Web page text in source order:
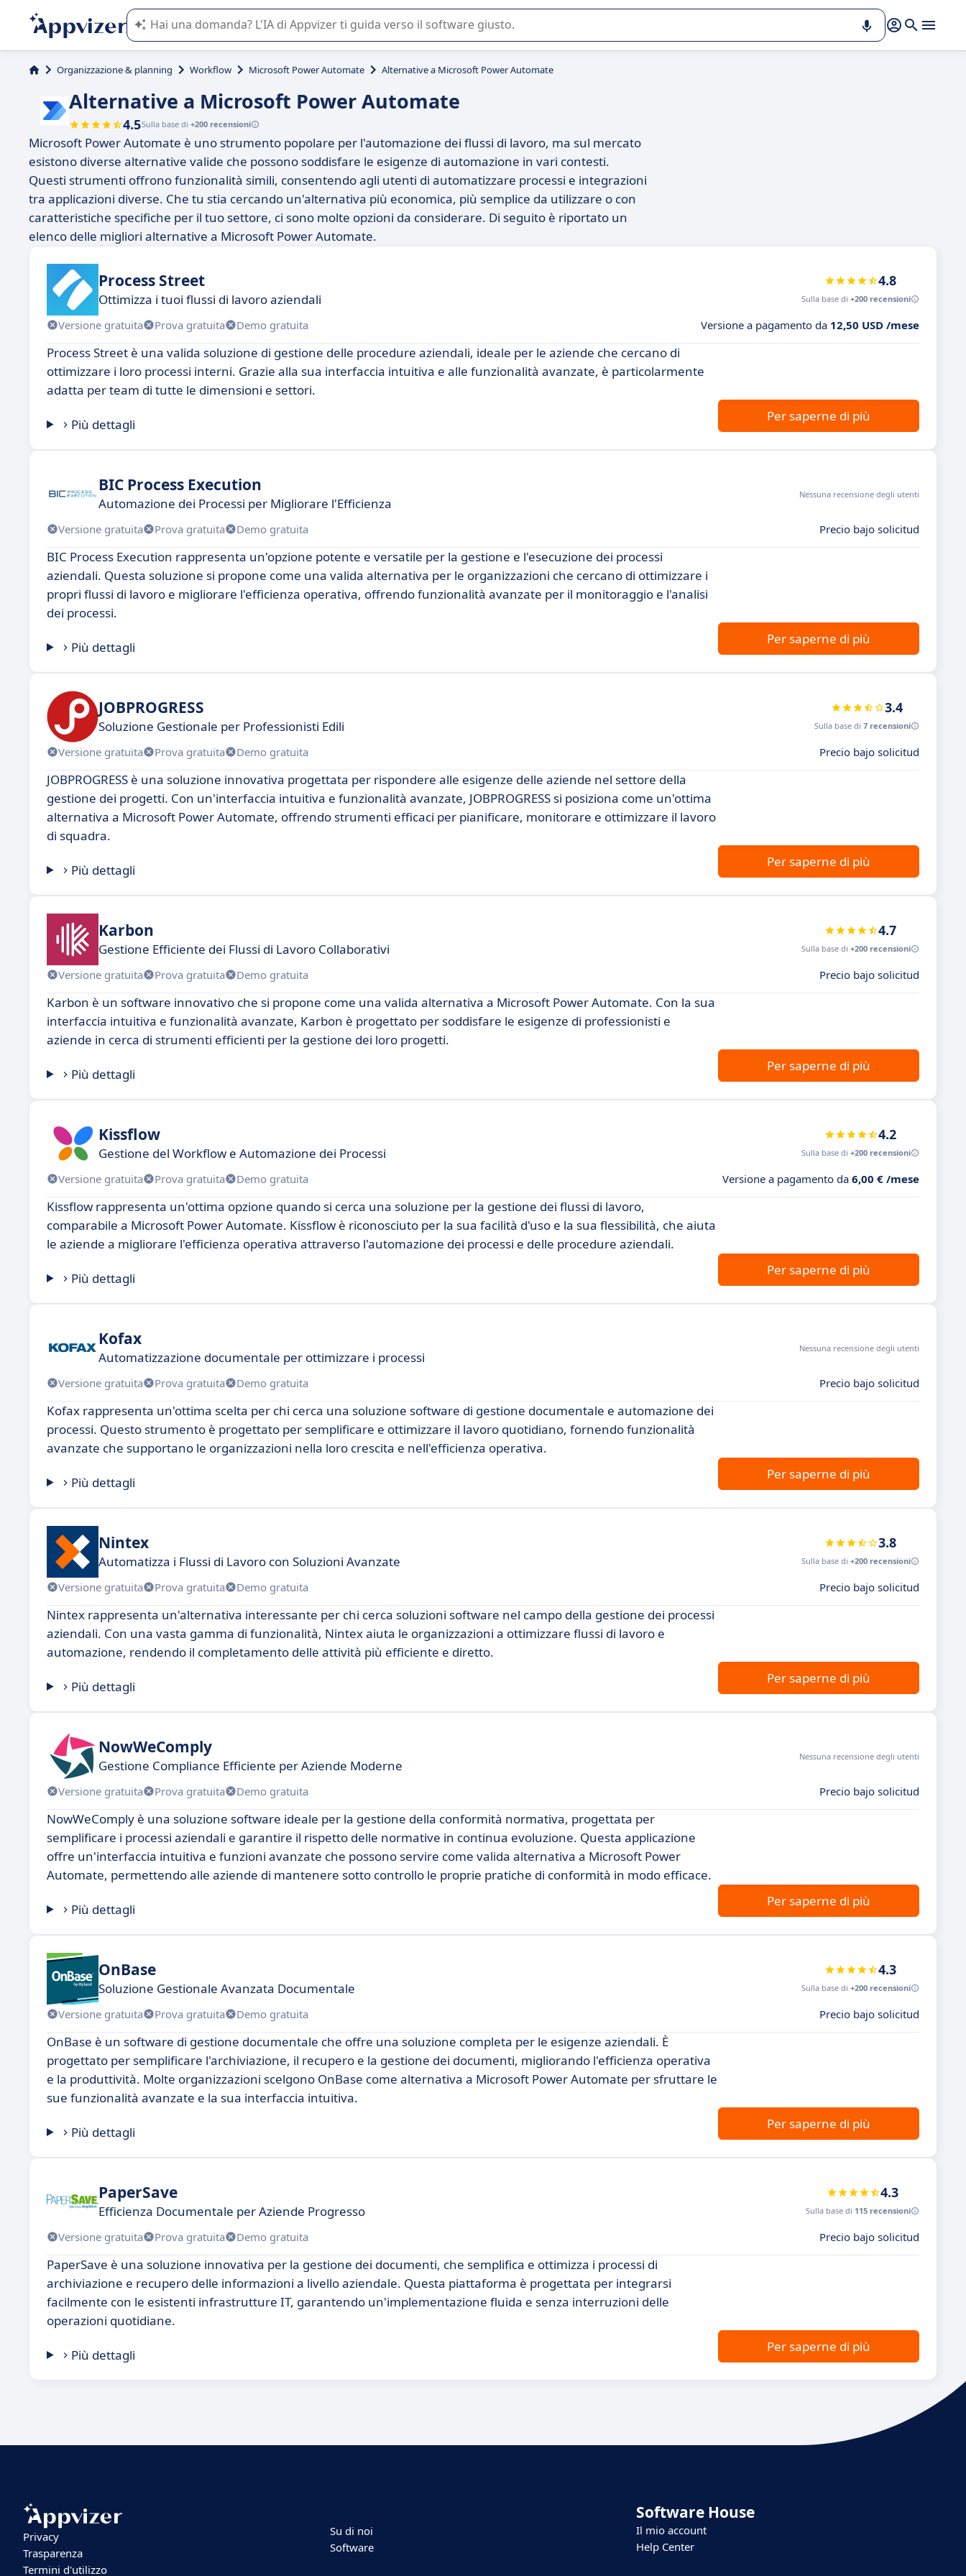
L'IA di Appvizer vi guida nell'utilizzo o nella scelta di un software SaaS per la vostra azienda.
Organizzazione & planning Workflow Microsoft Power Automate Alternative a Microsoft Power Automate
Alternative a Microsoft Power Automate
4.5Sulla base di +200 recensioni
Microsoft Power Automate è uno strumento popolare per l'automazione dei flussi di lavoro, ma sul mercato
esistono diverse alternative valide che possono soddisfare le esigenze di automazione in vari contesti.
Questi strumenti offrono funzionalità simili, consentendo agli utenti di automatizzare processi e integrazioni
tra applicazioni diverse. Che tu stia cercando un'alternativa più economica, più semplice da utilizzare o con
caratteristiche specifiche per il tuo settore, ci sono molte opzioni da considerare. Di seguito è riportato un
elenco delle migliori alternative a Microsoft Power Automate.
Process Street
Ottimizza i tuoi flussi di lavoro aziendali
4.8
Sulla base di +200 recensioni
Versione gratuita Prova gratuita Demo gratuita Versione a pagamento da 12,50 USD /mese
Process Street è una valida soluzione di gestione delle procedure aziendali, ideale per le aziende che cercano di
ottimizzare i loro processi interni. Grazie alla sua interfaccia intuitiva e alle funzionalità avanzate, è particolarmente
adatta per team di tutte le dimensioni e settori.
Più dettagli
Per saperne di più
BIC Process Execution
Automazione dei Processi per Migliorare l'Efficienza
Nessuna recensione degli utenti
Versione gratuita Prova gratuita Demo gratuita Precio bajo solicitud
BIC Process Execution rappresenta un'opzione potente e versatile per la gestione e l'esecuzione dei processi
aziendali. Questa soluzione si propone come una valida alternativa per le organizzazioni che cercano di ottimizzare i
propri flussi di lavoro e migliorare l'efficienza operativa, offrendo funzionalità avanzate per il monitoraggio e l'analisi
dei processi.
Più dettagli
Per saperne di più
JOBPROGRESS
Soluzione Gestionale per Professionisti Edili
3.4
Sulla base di 7 recensioni
Versione gratuita Prova gratuita Demo gratuita Precio bajo solicitud
JOBPROGRESS è una soluzione innovativa progettata per rispondere alle esigenze delle aziende nel settore della
gestione dei progetti. Con un'interfaccia intuitiva e funzionalità avanzate, JOBPROGRESS si posiziona come un'ottima
alternativa a Microsoft Power Automate, offrendo strumenti efficaci per pianificare, monitorare e ottimizzare il lavoro
di squadra.
Più dettagli
Per saperne di più
Karbon
Gestione Efficiente dei Flussi di Lavoro Collaborativi
4.7
Sulla base di +200 recensioni
Versione gratuita Prova gratuita Demo gratuita Precio bajo solicitud
Karbon è un software innovativo che si propone come una valida alternativa a Microsoft Power Automate. Con la sua
interfaccia intuitiva e funzionalità avanzate, Karbon è progettato per soddisfare le esigenze di professionisti e
aziende in cerca di strumenti efficienti per la gestione dei loro progetti.
Più dettagli
Per saperne di più
Kissflow
Gestione del Workflow e Automazione dei Processi
4.2
Sulla base di +200 recensioni
Versione gratuita Prova gratuita Demo gratuita Versione a pagamento da 6,00 € /mese
Kissflow rappresenta un'ottima opzione quando si cerca una soluzione per la gestione dei flussi di lavoro,
comparabile a Microsoft Power Automate. Kissflow è riconosciuto per la sua facilità d'uso e la sua flessibilità, che aiuta
le aziende a migliorare l'efficienza operativa attraverso l'automazione dei processi e delle procedure aziendali.
Più dettagli
Per saperne di più
Kofax
Automatizzazione documentale per ottimizzare i processi
Nessuna recensione degli utenti
Versione gratuita Prova gratuita Demo gratuita Precio bajo solicitud
Kofax rappresenta un'ottima scelta per chi cerca una soluzione software di gestione documentale e automazione dei
processi. Questo strumento è progettato per semplificare e ottimizzare il lavoro quotidiano, fornendo funzionalità
avanzate che supportano le organizzazioni nella loro crescita e nell'efficienza operativa.
Più dettagli
Per saperne di più
Nintex
Automatizza i Flussi di Lavoro con Soluzioni Avanzate
3.8
Sulla base di +200 recensioni
Versione gratuita Prova gratuita Demo gratuita Precio bajo solicitud
Nintex rappresenta un'alternativa interessante per chi cerca soluzioni software nel campo della gestione dei processi
aziendali. Con una vasta gamma di funzionalità, Nintex aiuta le organizzazioni a ottimizzare flussi di lavoro e
automazione, rendendo il completamento delle attività più efficiente e diretto.
Più dettagli
Per saperne di più
NowWeComply
Gestione Compliance Efficiente per Aziende Moderne
Nessuna recensione degli utenti
Versione gratuita Prova gratuita Demo gratuita Precio bajo solicitud
NowWeComply è una soluzione software ideale per la gestione della conformità normativa, progettata per
semplificare i processi aziendali e garantire il rispetto delle normative in continua evoluzione. Questa applicazione
offre un'interfaccia intuitiva e funzioni avanzate che possono servire come valida alternativa a Microsoft Power
Automate, permettendo alle aziende di mantenere sotto controllo le proprie pratiche di conformità in modo efficace.
Più dettagli
Per saperne di più
OnBase
Soluzione Gestionale Avanzata Documentale
4.3
Sulla base di +200 recensioni
Versione gratuita Prova gratuita Demo gratuita Precio bajo solicitud
OnBase è un software di gestione documentale che offre una soluzione completa per le esigenze aziendali. È
progettato per semplificare l'archiviazione, il recupero e la gestione dei documenti, migliorando l'efficienza operativa
e la produttività. Molte organizzazioni scelgono OnBase come alternativa a Microsoft Power Automate per sfruttare le
sue funzionalità avanzate e la sua interfaccia intuitiva.
Più dettagli
Per saperne di più
PaperSave
Efficienza Documentale per Aziende Progresso
4.3
Sulla base di 115 recensioni
Versione gratuita Prova gratuita Demo gratuita Precio bajo solicitud
PaperSave è una soluzione innovativa per la gestione dei documenti, che semplifica e ottimizza i processi di
archiviazione e recupero delle informazioni a livello aziendale. Questa piattaforma è progettata per integrarsi
facilmente con le esistenti infrastrutture IT, garantendo un'implementazione fluida e senza interruzioni delle
operazioni quotidiane.
Più dettagli
Per saperne di più
Privacy
Trasparenza
Termini d'utilizzo
Su di noi
Software
Software House
Il mio account
Help Center